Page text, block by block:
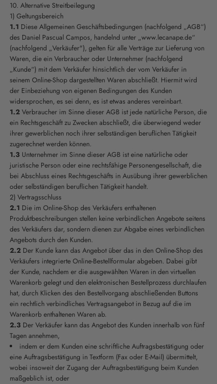
Alternative Streitbeilegung
1) Geltungsbereich
1.1 Diese Allgemeinen Geschäftsbedingungen (nachfolgend „AGB“)
des Daniel Pascual Campos, handelnd unter „www.lecanape.de“
(nachfolgend „Verkäufer"), gelten für alle Verträge zur Lieferung von
Waren, die ein Verbraucher oder Unternehmer (nachfolgend
„Kunde“) mit dem Verkäufer hinsichtlich der vom Verkäufer in
seinem Online-Shop dargestellten Waren abschließt. Hiermit wird
der Einbeziehung von eigenen Bedingungen des Kunden
widersprochen, es sei denn, es ist etwas anderes vereinbart.
1.2 Verbraucher im Sinne dieser AGB ist jede natürliche Person, die
ein Rechtsgeschäft zu Zwecken abschließt, die überwiegend weder
ihrer gewerblichen noch ihrer selbständigen beruflichen Tätigkeit
zugerechnet werden können.
1.3 Unternehmer im Sinne dieser AGB ist eine natürliche oder
juristische Person oder eine rechtsfähige Personengesellschaft, die
bei Abschluss eines Rechtsgeschäfts in Ausübung ihrer gewerblichen
oder selbständigen beruflichen Tätigkeit handelt.
2) Vertragsschluss
2.1 Die im Online-Shop des Verkäufers enthaltenen
Produktbeschreibungen stellen keine verbindlichen Angebote seitens
des Verkäufers dar, sondern dienen zur Abgabe eines verbindlichen
Angebots durch den Kunden.
2.2 Der Kunde kann das Angebot über das in den Online-Shop des
Verkäufers integrierte Online-Bestellformular abgeben. Dabei gibt
der Kunde, nachdem er die ausgewählten Waren in den virtuellen
Warenkorb gelegt und den elektronischen Bestellprozess durchlaufen
hat, durch Klicken des den Bestellvorgang abschließenden Buttons
ein rechtlich verbindliches Vertragsangebot in Bezug auf die im
Warenkorb enthaltenen Waren ab.
2.3 Der Verkäufer kann das Angebot des Kunden innerhalb von fünf
Tagen annehmen,
indem er dem Kunden eine schriftliche Auftragsbestätigung oder
eine Auftragsbestätigung in Textform (Fax oder E-Mail) übermittelt,
wobei insoweit der Zugang der Auftragsbestätigung beim Kunden
maßgeblich ist, oder